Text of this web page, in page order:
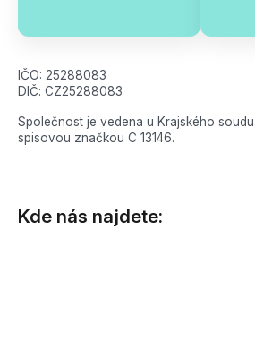
IČO: 25288083
DIČ: CZ25288083
Společnost je vedena u Krajského
spisovou značkou C 13146.
Kde nás najdete: